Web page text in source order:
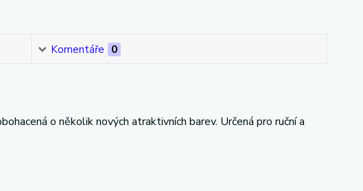
Komentáře 0
o několik nových atraktivních barev. Určená pro ruční a